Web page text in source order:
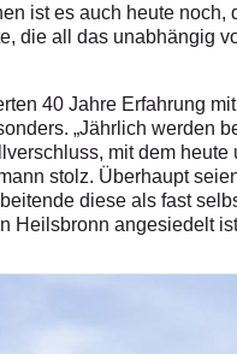
ist es auch heute
die all das unabhängig
40 Jahre Erfahrung
„Jährlich werden
mit dem
stolz. Überhaupt
diese als fast
Heilsbronn angesiedelt